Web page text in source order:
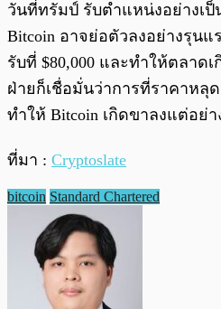
วันที่ทรัมป์ รับตำแหน่งอย่างเป็
Bitcoin อาจย่อตัวลงอย่างรุน
รับที่ $80,000 และทำให้ตลาด
ฝ่ายก็เชื่อมั่นว่าการที่ราคาหลุด
ทำให้ Bitcoin เกิดขาลงแต่อย่า
ที่มา : Cryptoslate
bitcoin Standard Chartered